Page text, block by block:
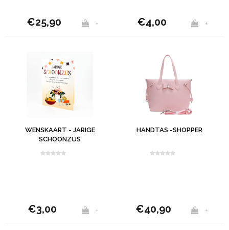
€25,90 + €4,00 +
WENSKAART - JARIGE
SCHOONZUS
€3,00 +
HANDTAS -SHOPPER
€40,90 +